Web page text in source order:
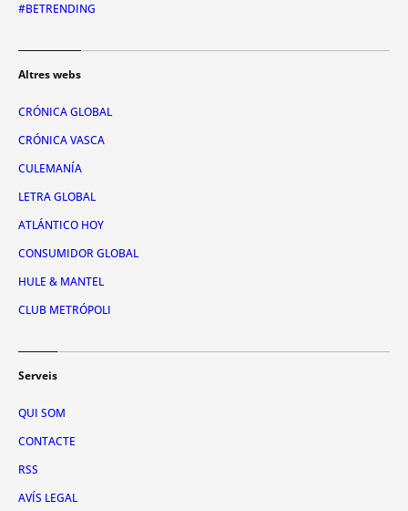
#BETRENDING
Altres webs
CRÓNICA GLOBAL
CRÓNICA VASCA
CULEMANÍA
LETRA GLOBAL
ATLÁNTICO HOY
CONSUMIDOR GLOBAL
HULE & MANTEL
CLUB METRÓPOLI
Serveis
QUI SOM
CONTACTE
RSS
AVÍS LEGAL